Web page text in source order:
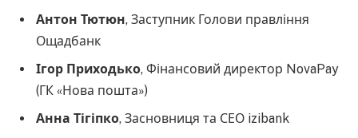
Антон Тютюн, Заступник Голови правління
Ощадбанк
Ігор Приходько, Фінансовий директор NovaPay
(ГК «Нова пошта»)
Анна Тігіпко, Засновниця та СЕО izibank